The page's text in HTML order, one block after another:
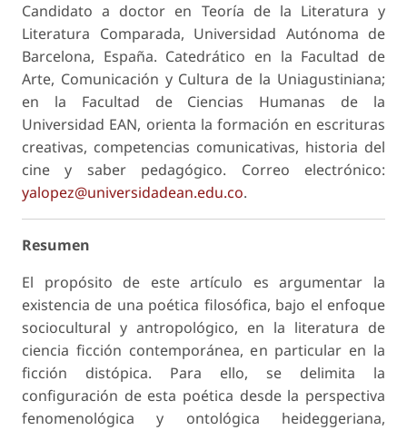
Candidato a doctor en Teoría de la Literatura y
Literatura Comparada, Universidad Autónoma de
Barcelona, España. Catedrático en la Facultad de
Arte, Comunicación y Cultura de la Uniagustiniana;
en la Facultad de Ciencias Humanas de la
Universidad EAN, orienta la formación en escrituras
creativas, competencias comunicativas, historia del
cine y saber pedagógico. Correo electrónico:
yalopez@universidadean.edu.co.
Resumen
El propósito de este artículo es argumentar la
existencia de una poética filosófica, bajo el enfoque
sociocultural y antropológico, en la literatura de
ciencia ficción contemporánea, en particular en la
ficción distópica. Para ello, se delimita la
configuración de esta poética desde la perspectiva
fenomenológica y ontológica heideggeriana,